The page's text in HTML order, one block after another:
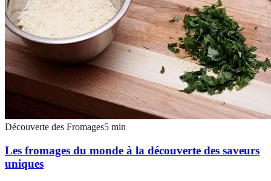
Découverte des Fromages5 min
Les fromages du monde à la découverte des saveurs
uniques